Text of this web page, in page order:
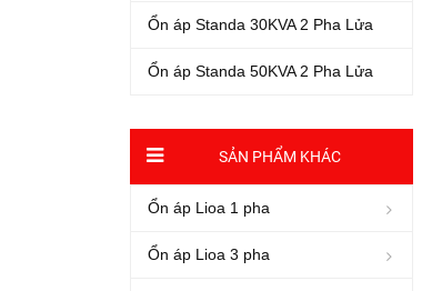
Ổn áp Standa 30KVA 2 Pha Lửa
Ổn áp Standa 50KVA 2 Pha Lửa
SẢN PHẨM KHÁC
Ổn áp Lioa 1 pha
Ổn áp Lioa 3 pha